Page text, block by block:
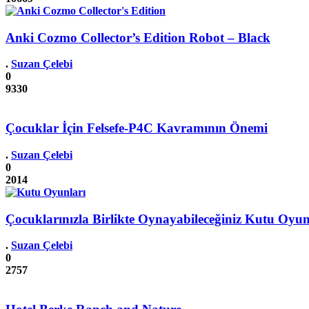
Anki Cozmo Collector’s Edition Robot – Black
. Suzan Çelebi
0
9330
Çocuklar İçin Felsefe-P4C Kavramının Önemi
. Suzan Çelebi
0
2014
Çocuklarınızla Birlikte Oynayabileceğiniz Kutu
. Suzan Çelebi
0
2757